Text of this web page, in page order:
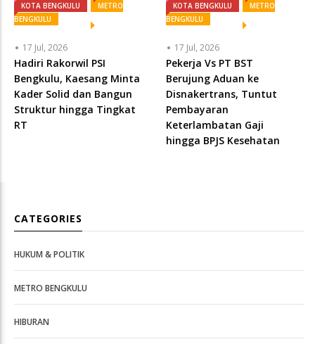
KOTA BENGKULU
METRO
BENGKULU
17 Jul, 2026
Hadiri Rakorwil PSI
Bengkulu, Kaesang Minta
Kader Solid dan Bangun
Struktur hingga Tingkat
RT
KOTA BENGKULU
METRO
BENGKULU
17 Jul, 2026
Pekerja Vs PT BST
Berujung Aduan ke
Disnakertrans, Tuntut
Pembayaran
Keterlambatan Gaji
hingga BPJS Kesehatan
CATEGORIES
HUKUM & POLITIK
METRO BENGKULU
HIBURAN